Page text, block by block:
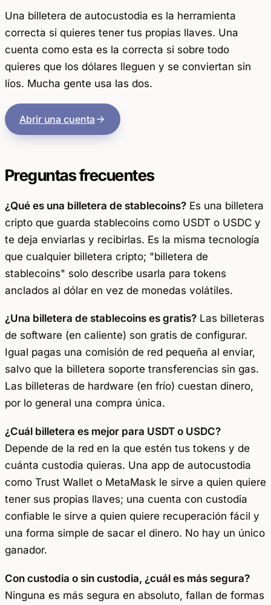
Una billetera de autocustodia es la herramienta
correcta si quieres tener tus propias llaves. Una
cuenta como esta es la correcta si sobre todo
quieres que los dólares lleguen y se conviertan sin
líos. Mucha gente usa las dos.
Abrir una cuenta
Preguntas frecuentes
¿Qué es una billetera de stablecoins? Es una billetera
cripto que guarda stablecoins como USDT o USDC y
te deja enviarlas y recibirlas. Es la misma tecnología
que cualquier billetera cripto; "billetera de
stablecoins" solo describe usarla para tokens
anclados al dólar en vez de monedas volátiles.
¿Una billetera de stablecoins es gratis? Las billeteras
de software (en caliente) son gratis de configurar.
Igual pagas una comisión de red pequeña al enviar,
salvo que la billetera soporte transferencias sin gas.
Las billeteras de hardware (en frío) cuestan dinero,
por lo general una compra única.
¿Cuál billetera es mejor para USDT o USDC?
Depende de la red en la que estén tus tokens y de
cuánta custodia quieras. Una app de autocustodia
como Trust Wallet o MetaMask le sirve a quien quiere
tener sus propias llaves; una cuenta con custodia
confiable le sirve a quien quiere recuperación fácil y
una forma simple de sacar el dinero. No hay un único
ganador.
Con custodia o sin custodia, ¿cuál es más segura?
Ninguna es más segura en absoluto, fallan de formas